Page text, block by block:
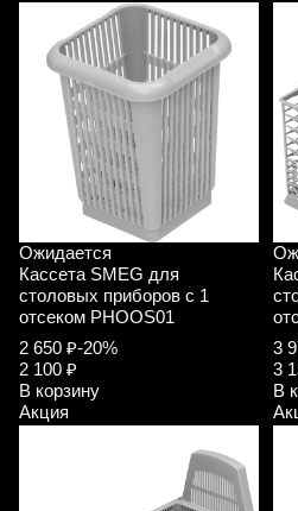
Ожидается
Кассета SMEG для
столовых приборов с 1
отсеком PHOOS01
2 650 ₽-20%
2 100 ₽
В корзину
Акция
3
3
В